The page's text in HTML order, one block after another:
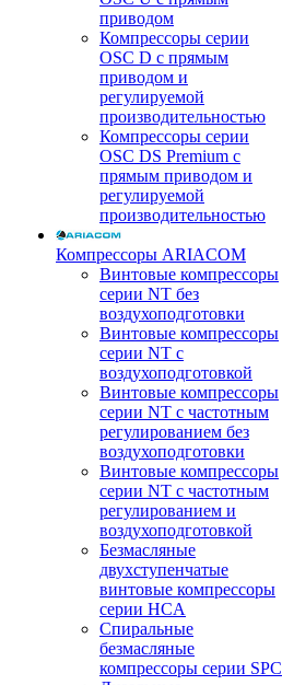
приводом
Компрессоры серии
OSC D с прямым
приводом и
регулируемой
производительностью
Компрессоры серии
OSC DS Premium с
прямым приводом и
регулируемой
производительностью
Компрессоры ARIACOM
Винтовые компрессоры
серии NT без
воздухоподготовки
Винтовые компрессоры
серии NT c
воздухоподготовкой
Винтовые компрессоры
серии NT с частотным
регулированием без
воздухоподготовки
Винтовые компрессоры
серии NT с частотным
регулированием и
воздухоподготовкой
Безмасляные
двухступенчатые
винтовые компрессоры
серии HCA
Спиральные
безмасляные
компрессоры серии SPC